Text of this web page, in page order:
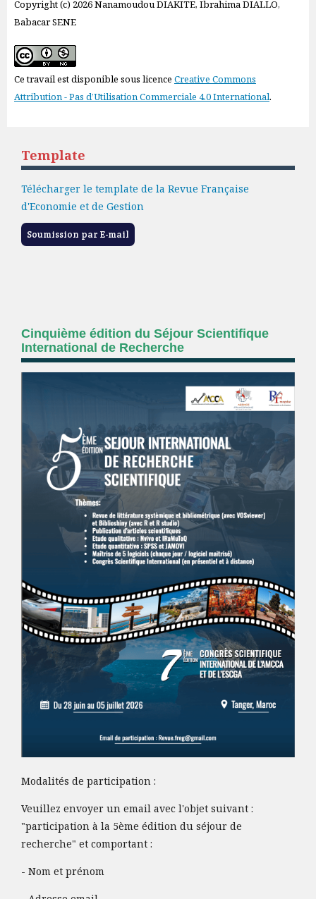
Copyright (c) 2026 Nanamoudou DIAKITE, Ibrahima DIALLO,
Babacar SENE
Ce travail est disponible sous licence Creative Commons
Attribution - Pas d’Utilisation Commerciale 4.0 International.
Template
Télécharger le template de la Revue Française
d'Economie et de Gestion
Soumission par E-mail
Cinquième édition du Séjour Scientifique
International de Recherche
Modalités de participation :
Veuillez envoyer un email avec l'objet suivant :
"participation à la 5ème édition du séjour de
recherche" et comportant :
- Nom et prénom